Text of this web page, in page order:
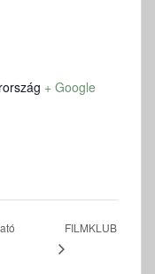
+ Google
FILMKLUB